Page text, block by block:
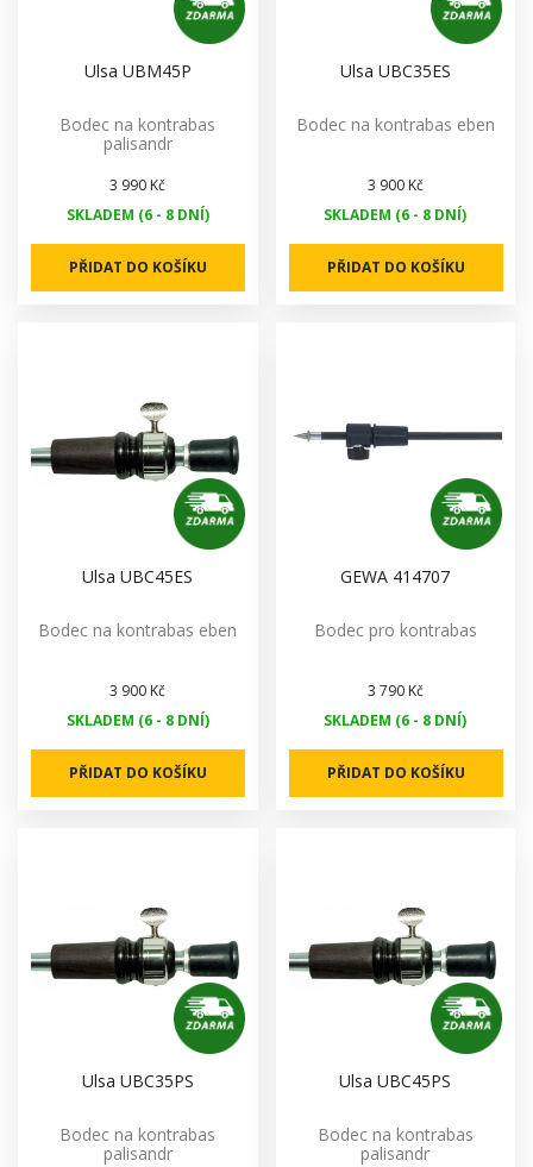
Ulsa UBM45P
Bodec na kontrabas
palisandr
3 990 Kč
SKLADEM (6 - 8 DNÍ)
PŘIDAT DO KOŠÍKU
Ulsa UBC35ES
Bodec na kontrabas eben
3 900 Kč
SKLADEM (6 - 8 DNÍ)
PŘIDAT DO KOŠÍKU
Ulsa UBC45ES
Bodec na kontrabas eben
3 900 Kč
SKLADEM (6 - 8 DNÍ)
PŘIDAT DO KOŠÍKU
GEWA 414707
Bodec pro kontrabas
3 790 Kč
SKLADEM (6 - 8 DNÍ)
PŘIDAT DO KOŠÍKU
Ulsa UBC35PS
Bodec na kontrabas
palisandr
Ulsa UBC45PS
Bodec na kontrabas
palisandr